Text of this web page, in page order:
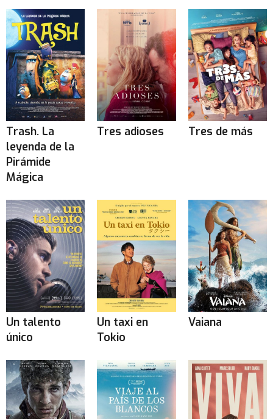
Trash. La
leyenda de la
Pirámide
Mágica
Tres adioses Tres de más
Un talento
único
Un taxi en
Tokio
Vaiana